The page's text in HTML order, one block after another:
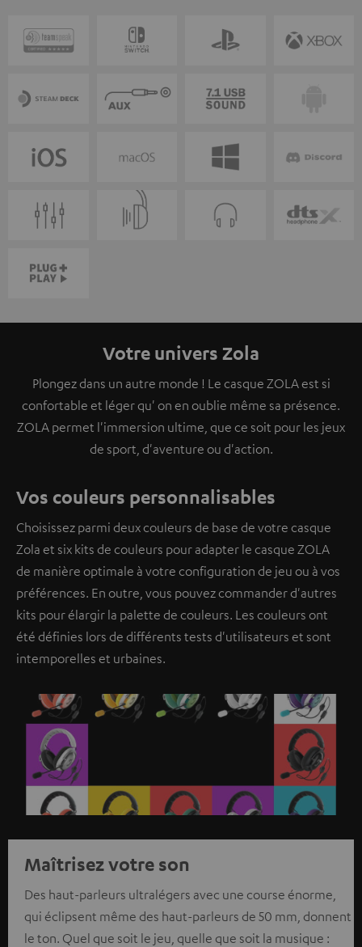
Votre univers Zola
Plongez dans un autre monde ! Le casque ZOLA est si
confortable et léger qu' on en oublie même sa présence.
ZOLA permet l'immersion ultime, que ce soit pour les jeux
de sport, d'aventure ou d'action.
Vos couleurs personnalisables
Choisissez parmi deux couleurs de base de votre casque
Zola et six kits de couleurs pour adapter le casque ZOLA
de manière optimale à votre configuration de jeu ou à vos
préférences. En outre, vous pouvez commander d'autres
kits pour élargir la palette de couleurs. Les couleurs ont
été définies lors de différents tests d'utilisateurs et sont
intemporelles et urbaines.
Maîtrisez votre son
Des haut-parleurs ultralégers avec une course énorme,
qui éclipsent même des haut-parleurs de 50 mm, donnent
le ton. Quel que soit le jeu, quelle que soit la musique :